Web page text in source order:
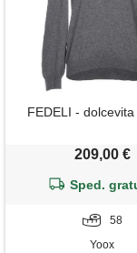
FEDELI -
209,00 €
Sped.
58
Yoox